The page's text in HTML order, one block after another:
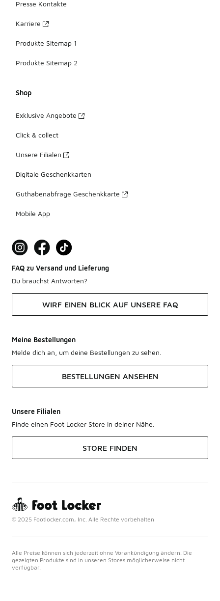
Presse Kontakte
Karriere
Produkte Sitemap 1
Produkte Sitemap 2
Shop
Exklusive Angebote
Click & collect
Unsere Filialen
Digitale Geschenkkarten
Guthabenabfrage Geschenkkarte
Mobile App
FAQ zu Versand und Lieferung
Du brauchst Antworten?
WIRF EINEN BLICK AUF UNSERE FAQ
Meine Bestellungen
Melde dich an, um deine Bestellungen zu sehen.
BESTELLUNGEN ANSEHEN
Unsere Filialen
Finde einen Foot Locker Store in deiner Nähe.
STORE FINDEN
© 2025 Footlocker.com, Inc. Alle Rechte vorbehalten
Alle Preise können sich jederzeit ohne Vorankündigung ändern. Die
gezeigten Produkte sind in unseren Stores möglicherweise nicht
verfügbar.